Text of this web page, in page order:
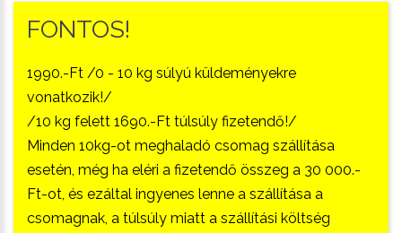
FONTOS!
1990.-Ft /0 - 10 kg súlyú küldeményekre
vonatkozik!/
/10 kg felett 1690.-Ft túlsúly fizetendő!/
Minden 10kg-ot meghaladó csomag szállítása
esetén, még ha eléri a fizetendő összeg a 30 000.-
Ft-ot, és ezáltal ingyenes lenne a szállítása a
csomagnak, a túlsúly miatt a szállítási költség